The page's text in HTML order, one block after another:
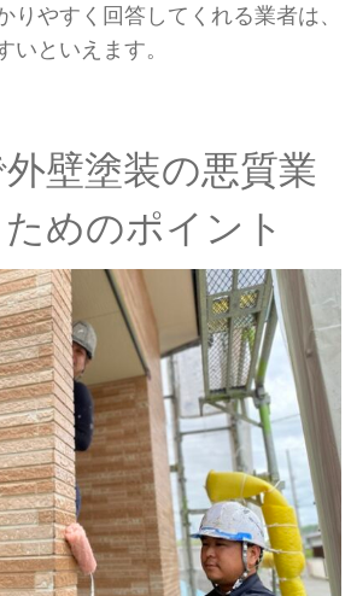
りやすく回答してくれる業者は、
いといえます。
壁塗装の悪質業
めのポイント